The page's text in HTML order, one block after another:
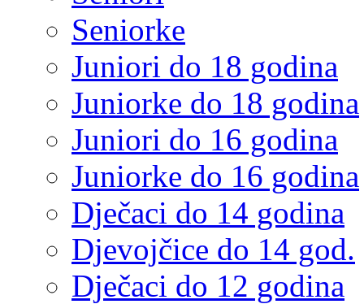
Seniorke
Juniori do 18 godina
Juniorke do 18 godina
Juniori do 16 godina
Juniorke do 16 godina
Dječaci do 14 godina
Djevojčice do 14 god.
Dječaci do 12 godina